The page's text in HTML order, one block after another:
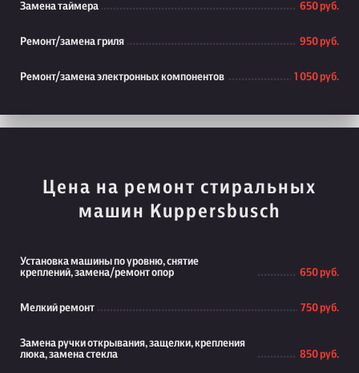
Замена таймера 650 руб.
Ремонт/замена гриля 950 руб.
Ремонт/замена электронных компонентов 1 050 руб.
Цена на ремонт стиральных
машин Kuppersbusch
Установка машины по уровню, снятие
креплений, замена/ремонт опор
650 руб.
Мелкий ремонт 750 руб.
Замена ручки открывания, защелки, крепления
люка, замена стекла
850 руб.